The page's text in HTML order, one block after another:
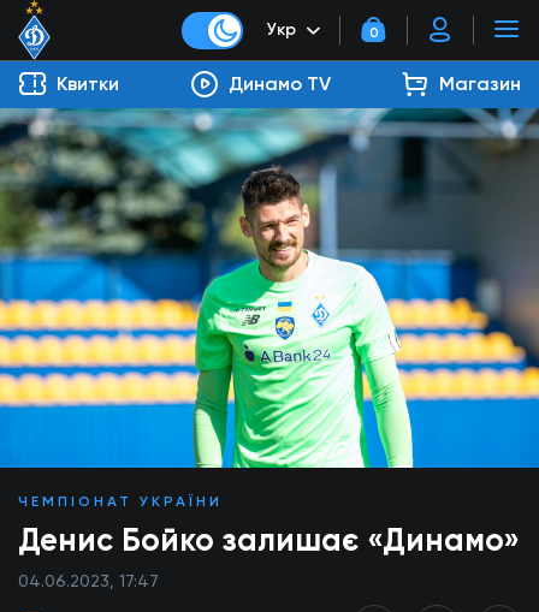
Укр 0
Квитки Динамо TV Магазин
ЧЕМПІОНАТ УКРАЇНИ
Денис Бойко залишає «Динамо»
04.06.2023, 17:47